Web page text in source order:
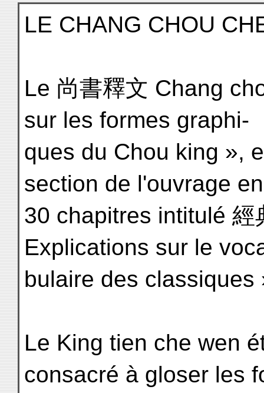
LE CHANG CHOU
Le 尚書釋文 Chang
sur les formes graphi-
ques du Chou king »,
section de l'ouvrage en
30 chapitres intitulé
Explications sur le
bulaire des classiques
Le King tien che wen
consacré à gloser les